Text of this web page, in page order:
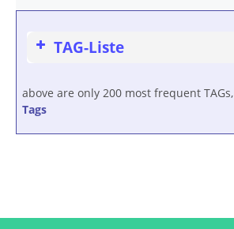
TAG-Liste
above are only 200 most frequent TAGs,
Tags